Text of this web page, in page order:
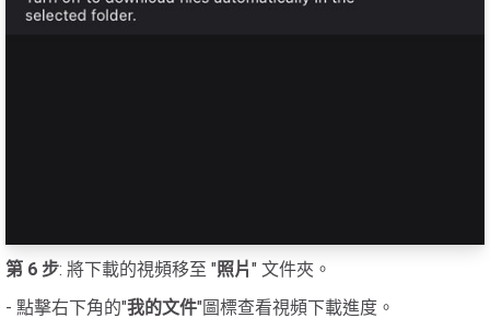
第 6 步: 將下載的視頻移至 "照片" 文件夾。
- 點擊右下角的"我的文件"圖標查看視頻下載進度。